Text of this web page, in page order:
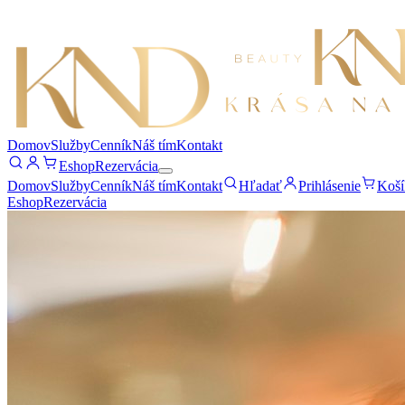
DomovSlužbyCenníkNáš tímKontakt
EshopRezervácia
DomovSlužbyCenníkNáš tímKontakt Hľadať Prihlásenie
EshopRezervácia